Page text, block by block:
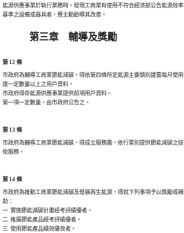
能源供應事業於執行業務時，發現工商業有使用不符合經濟部公告能源效率
基準之設備或器具者，應主動勸導其改善。
第三章 輔導及獎勵
第 12 條
市政府為輔導工商業節能減碳，得依第四條所定能源主要類別建置每月使用
達一定數量以上之用戶資料。
市政府得命能源供應事業提供前項用戶資料。
第一項一定數量，由市政府公告之。
第 13 條
市政府為輔導工商業節能減碳，得成立服務團，依行業別提供節能減碳之技
術服務。
第 14 條
市政府為推動工商業節能減碳及發展再生能源，得就下列事項予以獎勵或補
助：
一  實施節能減碳計畫經考評績優者。
二  推廣節能產品經考評績優者。
三  使用節能產品績效優良者。